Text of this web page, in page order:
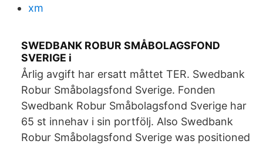
xm
SWEDBANK ROBUR SMÅBOLAGSFOND
SVERIGE i
Årlig avgift har ersatt måttet TER. Swedbank
Robur Småbolagsfond Sverige. Fonden
Swedbank Robur Småbolagsfond Sverige har
65 st innehav i sin portfölj. Also Swedbank
Robur Småbolagsfond Sverige was positioned